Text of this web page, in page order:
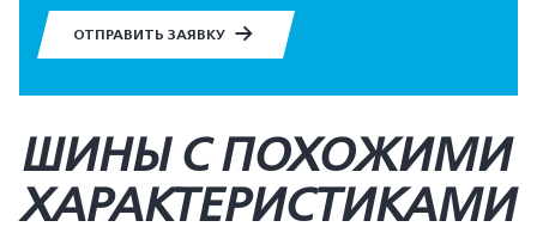
ОТПРАВИТЬ ЗАЯВКУ
ШИНЫ С ПОХОЖИМИ
ХАРАКТЕРИСТИКАМИ